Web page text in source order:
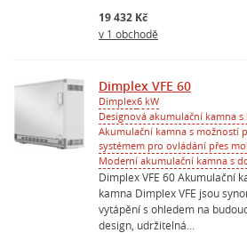
19 432 Kč
v 1 obchodě
Dimplex VFE 60
Dimplex6 kW
Designová akumulační kamna
Akumulační kamna s možností
systémem pro ovládání přes
Moderní akumulační kamna s
Dimplex VFE 60 Akumulační
kamna Dimplex VFE jsou
vytápění s ohledem na
design, udržitelná...